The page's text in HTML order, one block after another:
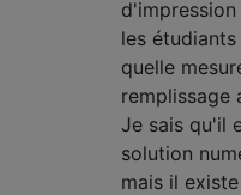
les
quelle
remplissage
Je sais qu'il
solution
mais il